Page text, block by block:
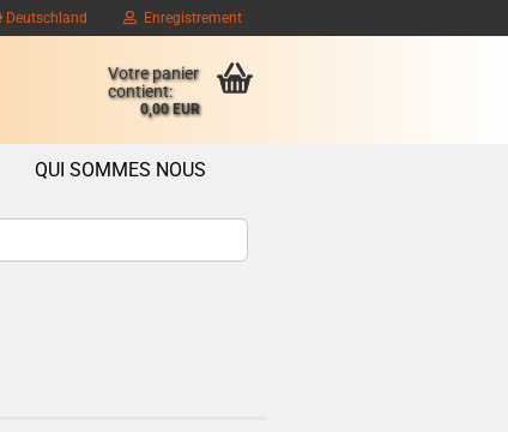
Deutschland Enregistrement
Votre panier
contient:
0,00 EUR
QUI SOMMES NOUS